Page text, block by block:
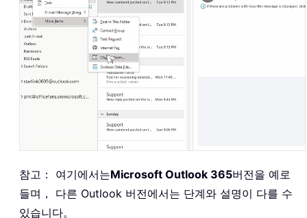
참고： 여기에서는Microsoft Outlook 365버전을 예로
들며， 다른 Outlook 버전에서는 단계와 설명이 다를 수
있습니다。